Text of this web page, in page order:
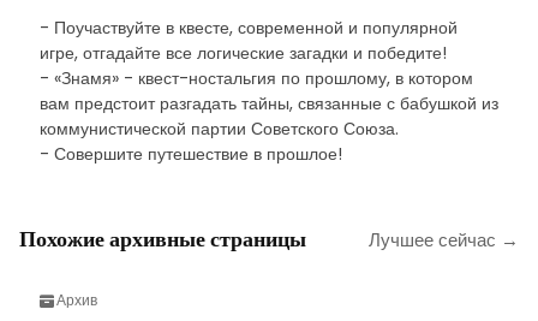
- Поучаствуйте в квесте, современной и популярной
игре, отгадайте все логические загадки и победите!
- «Знамя» - квест-ностальгия по прошлому, в котором
вам предстоит разгадать тайны, связанные с бабушкой из
коммунистической партии Советского Союза.
- Совершите путешествие в прошлое!
Похожие архивные страницы Лучшее сейчас →
Архив